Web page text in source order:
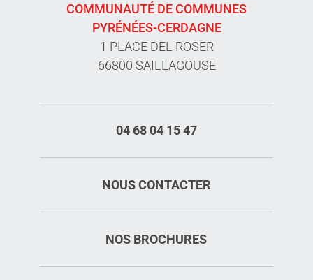
COMMUNAUTÉ DE COMMUNES
PYRÉNÉES-CERDAGNE
1 PLACE DEL ROSER
66800 SAILLAGOUSE
04 68 04 15 47
NOUS CONTACTER
NOS BROCHURES